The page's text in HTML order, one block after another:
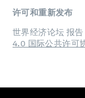
许可和重新发布
世界经济论坛 报告
4.0 国际公共许可